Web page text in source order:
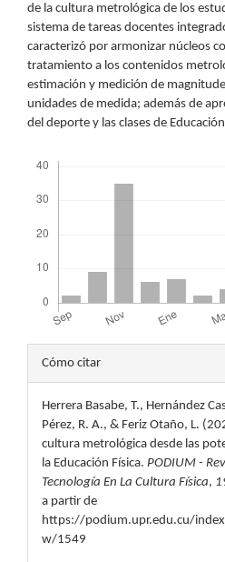
de la cultura metrológica de los
sistema de tareas docentes
caracterizó por armonizar núcleos
tratamiento a los contenidos
estimación y medición de
unidades de medida; además de
del deporte y las clases de
Detalles
del
artículo
Cómo citar
Herrera Basabe, T., Hernández
Pérez, R. A., & Feriz Otaño, L.
cultura metrológica desde las
la Educación Física. PODIUM -
Tecnología En La Cultura Física,
a partir de
https://podium.upr.edu.cu/
w/1549